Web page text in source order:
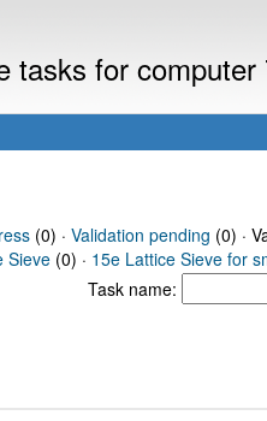
tasks for computer
(0) · Validation pending (0) ·
Sieve (0) · 15e Lattice Sieve for
Task name: